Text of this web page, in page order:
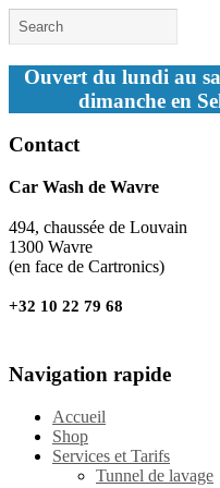
Ouvert du lundi au
dimanche en
Contact
Car Wash de Wavre
494, chaussée de Louvain
1300 Wavre
(en face de Cartronics)
+32 10 22 79 68
Navigation rapide
Accueil
Shop
Services et Tarifs
Tunnel de lavage